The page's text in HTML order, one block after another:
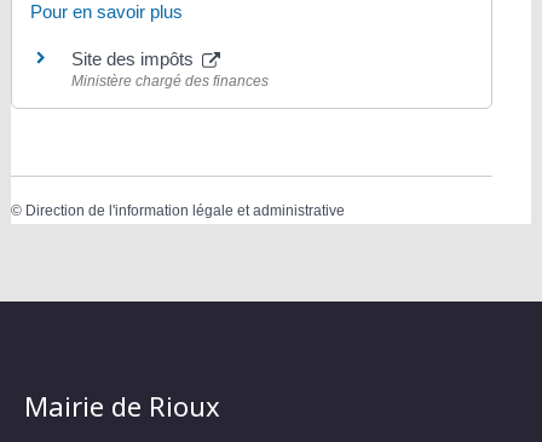
Pour en savoir plus
Site des impôts
Ministère chargé des finances
© Direction de l'information légale et administrative
Mairie de Rioux